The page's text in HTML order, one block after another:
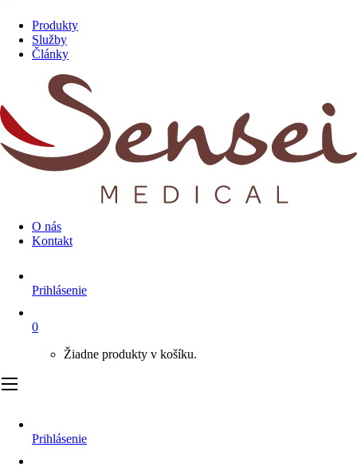
Produkty
Služby
Články
O nás
Kontakt
Prihlásenie
0
Žiadne produkty v košíku.
Prihlásenie